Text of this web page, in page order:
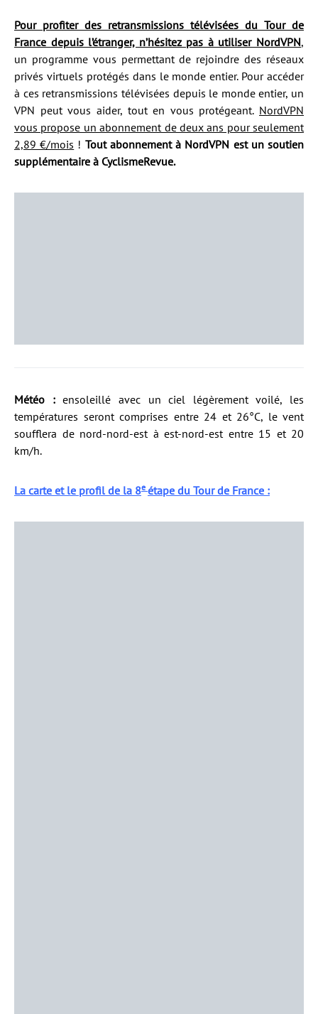
Pour profiter des retransmissions télévisées du Tour de
France depuis l’étranger, n’hésitez pas à utiliser NordVPN,
un programme vous permettant de rejoindre des réseaux
privés virtuels protégés dans le monde entier. Pour accéder
à ces retransmissions télévisées depuis le monde entier, un
VPN peut vous aider, tout en vous protégeant. NordVPN
vous propose un abonnement de deux ans pour seulement
2,89 €/mois ! Tout abonnement à NordVPN est un soutien
supplémentaire à CyclismeRevue.
Météo :ensoleillé avec un ciel légèrement voilé, les
températures seront comprises entre 24 et 26°C, le vent
soufflera de nord-nord-est à est-nord-est entre 15 et 20
km/h.
La carte et le profil de la 8e étape du Tour de France :